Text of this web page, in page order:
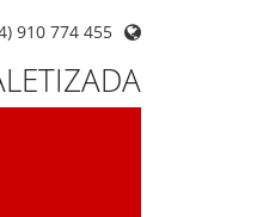
910 774 455